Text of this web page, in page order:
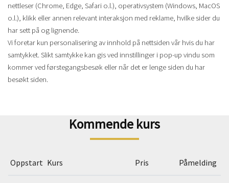
nettleser (Chrome, Edge, Safari o.l.), operativsystem (Windows, MacOS
o.l.), klikk eller annen relevant interaksjon med reklame, hvilke sider du
har sett på og lignende.
Vi foretar kun personalisering av innhold på nettsiden vår hvis du har
samtykket. Slikt samtykke kan gis ved innstillinger i pop-up vindu som
kommer ved førstegangsbesøk eller når det er lenge siden du har
besøkt siden.
Kommende kurs
Oppstart Kurs Pris Påmelding